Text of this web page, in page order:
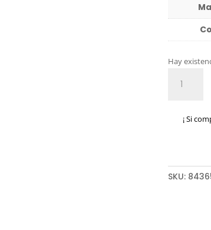
Hay
Gelfix
¡ Si
SKU: